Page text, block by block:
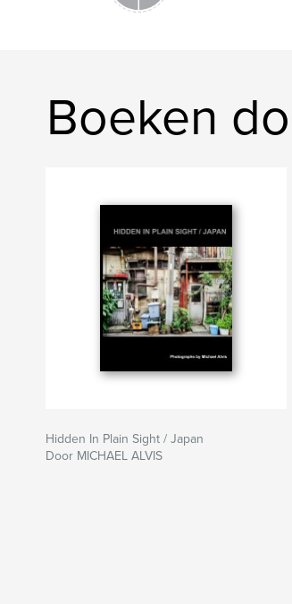
Boeken
Hidden In Plain Sight / Japan
Door MICHAEL ALVIS